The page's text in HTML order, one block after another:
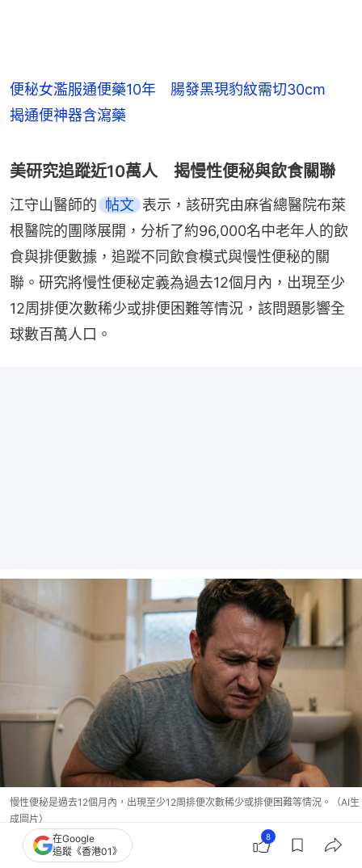
便秘女濫服通便藥10年 腸發黑現豹紋需切30cm
揭通便神器含瀉藥
美研究追蹤近10萬人 揭慢性便秘與飲食關聯
江守山醫師的 帖文 表示，該研究由麻省總醫院布萊
根醫院的團隊展開，分析了約96,000名中老年人的飲
食與排便數據，追蹤不同飲食模式與慢性便秘的關
聯。研究將慢性便秘定義為過去12個月內，出現至少
12周排便次數稀少或排便困難等情況，該問題影響全
球數百萬人口。
慢性便秘是過去12個月內，出現至少12周排便次數稀少或排便困難等情況。（AI生
成圖片）
你喝對了嗎？專家推三款神級綠茶：抹茶便秘救星
在Google
追蹤《香港01》
8